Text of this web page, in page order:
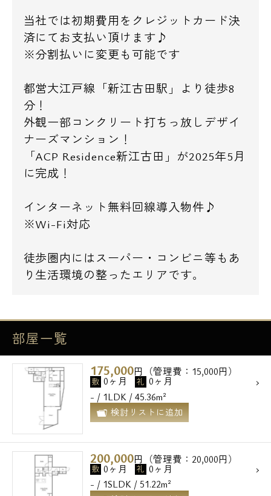
当社では初期費用をクレジットカード決
済にてお支払い頂けます♪
※分割払いに変更も可能です
都営大江戸線「新江古田駅」より徒歩8
分！
外観一部コンクリート打ちっ放しデザイ
ナーズマンション！
「ACP Residence新江古田」が2025年5月
に完成！
インターネット無料回線導入物件♪
※Wi-Fi対応
徒歩圏内にはスーパー・コンビニ等もあ
り生活環境の整ったエリアです。
部屋一覧
175,000円（管理費：15,000円）
敷 0ヶ月 礼 0ヶ月
- / 1LDK / 45.36m²
検討リストに追加
200,000円（管理費：20,000円）
敷 0ヶ月 礼 0ヶ月
- / 1SLDK / 51.22m²